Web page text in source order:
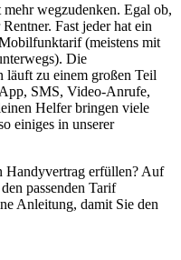
wegzudenken. Egal ob,
Fast jeder hat ein
(meistens mit
Die
zu einem großen Teil
SMS, Video-Anrufe,
Helfer bringen viele
einiges in unserer
Handyvertrag erfüllen? Auf
passenden Tarif
Anleitung, damit Sie den